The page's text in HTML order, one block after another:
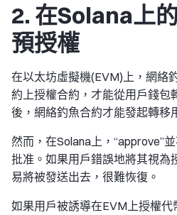
2. 在Solana上
預授權
在以太坊虛擬機(EVM)上，網絡
約上授權合約，才能從用戶錢包
後，網絡釣魚合約才能發起轉移
然而，在Solana上，“approve”
批准。如果用戶錯誤地將其視為
易將被發送出去，很難恢復。
如果用戶被誘導在EVM上授權